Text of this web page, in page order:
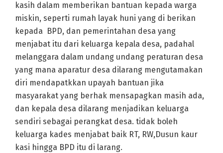
kasih dalam memberikan bantuan kepada warga
miskin, seperti rumah layak huni yang di berikan
kepada BPD, dan pemerintahan desa yang
menjabat itu dari keluarga kepala desa, padahal
melanggara dalam undang undang peraturan desa
yang mana aparatur desa dilarang mengutamakan
diri mendapatkkan upayah bantuan jika
masyarakat yang berhak mensapagkan masih ada,
dan kepala desa dilarang menjadikan keluarga
sendiri sebagai perangkat desa. tidak boleh
keluarga kades menjabat baik RT, RW,Dusun kaur
kasi hingga BPD itu di larang.